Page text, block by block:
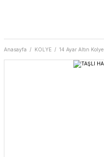
Anasayfa KOLYE 14 Ayar Altın Kolye